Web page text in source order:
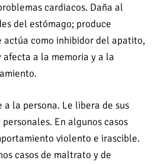
cardiacos. Daña al
del estómago; produce
actúa como inhibidor del apatito,
afecta a la memoria y a la
la persona. Le libera de sus
En algunos casos
violento e irascible.
casos de maltrato y de